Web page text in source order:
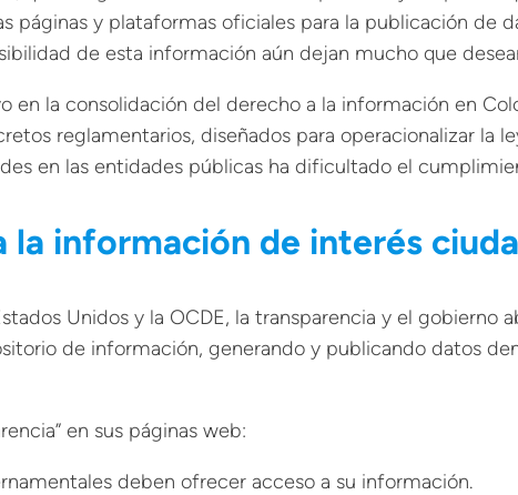
páginas y plataformas oficiales para la publicación de
de esta información aún dejan mucho que
en la consolidación del derecho a la información en
reglamentarios, diseñados para operacionalizar la
en las entidades públicas ha dificultado el
la información de interés
Unidos y la OCDE, la transparencia y el gobierno
de información, generando y publicando datos
en sus páginas web:
deben ofrecer acceso a su información.